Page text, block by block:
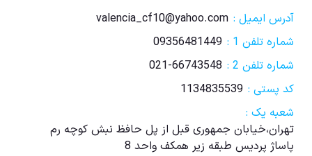
آدرس ایمیل : valencia_cf10@yahoo.com
شماره تلفن 1 :
09356481449
شماره تلفن 2 :
021-66743548
کد پستی : 1134835539
شعبه یک :
تهران،خیابان جمهوری قبل از پل حافظ نبش کوچه رم
پاساژ پردیس طبقه زیر همکف واحد 8